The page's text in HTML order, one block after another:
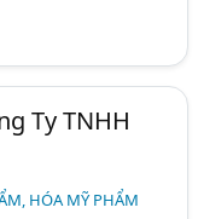
Ty TNHH
HÓA MỸ PHẨM